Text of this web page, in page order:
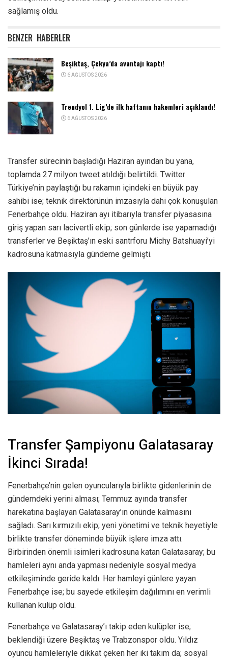
sağlamış oldu.
BENZER HABERLER
Beşiktaş, Çekya’da avantajı kaptı!
6 AĞUSTOS 2026
Trendyol 1. Lig’de ilk haftanın hakemleri açıklandı!
6 AĞUSTOS 2026
Transfer sürecinin başladığı Haziran ayından bu yana,
toplamda 27 milyon tweet atıldığı belirtildi. Twitter
Türkiye’nin paylaştığı bu rakamın içindeki en büyük pay
sahibi ise; teknik direktörünün imzasıyla dahi çok konuşulan
Fenerbahçe oldu. Haziran ayı itibarıyla transfer piyasasına
giriş yapan sarı lacivertli ekip; son günlerde ise yapamadığı
transferler ve Beşiktaş’ın eski santrforu Michy Batshuayi’yi
kadrosuna katmasıyla gündeme gelmişti.
Transfer Şampiyonu Galatasaray
İkinci Sırada!
Fenerbahçe’nin gelen oyuncularıyla birlikte gidenlerinin de
gündemdeki yerini alması; Temmuz ayında transfer
harekatına başlayan Galatasaray’ın önünde kalmasını
sağladı. Sarı kırmızılı ekip; yeni yönetimi ve teknik heyetiyle
birlikte transfer döneminde büyük işlere imza attı.
Birbirinden önemli isimleri kadrosuna katan Galatasaray; bu
hamleleri aynı anda yapması nedeniyle sosyal medya
etkileşiminde geride kaldı. Her hamleyi günlere yayan
Fenerbahçe ise; bu sayede etkileşim dağılımını en verimli
kullanan kulüp oldu.
Fenerbahçe ve Galatasaray’ı takip eden kulüpler ise;
beklendiği üzere Beşiktaş ve Trabzonspor oldu. Yıldız
oyuncu hamleleriyle dikkat çeken her iki takım da; sosyal